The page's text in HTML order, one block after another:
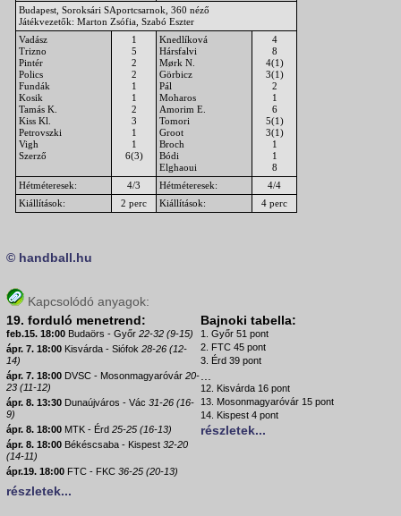
Budapest, Soroksári SAportcsarnok, 360 néző
Játékvezetők: Marton Zsófia, Szabó Eszter
Vadász
Trizno
Pintér
Polics
Fundák
Kosik
Tamás K.
Kiss Kl.
Petrovszki
Vigh
Szerző
1
5
2
2
1
1
2
3
1
1
6(3)
Knedlíková
Hársfalvi
Mørk N.
Görbicz
Pál
Moharos
Amorim E.
Tomori
Groot
Broch
Bódi
Elghaoui
4
8
4(1)
3(1)
2
1
6
5(1)
3(1)
1
1
8
Hétméteresek:
4/3 Hétméteresek:
4/4
Kiállítások:
2 perc Kiállítások: 4 perc
© handball.hu
Kapcsolódó anyagok:
19. forduló menetrend:
feb.15. 18:00 Budaörs - Győr 22-32 (9-15)
ápr. 7. 18:00 Kisvárda - Siófok 28-26 (12-
14)
ápr. 7. 18:00 DVSC - Mosonmagyaróvár 20-
23 (11-12)
ápr. 8. 13:30 Dunaújváros - Vác 31-26 (16-
9)
ápr. 8. 18:00 MTK - Érd 25-25 (16-13)
ápr. 8. 18:00 Békéscsaba - Kispest 32-20
(14-11)
ápr.19. 18:00 FTC - FKC 36-25 (20-13)
részletek...
Bajnoki tabella:
1. Győr 51 pont
2. FTC 45 pont
3. Érd 39 pont
...
12. Kisvárda 16 pont
13. Mosonmagyaróvár 15 pont
14. Kispest 4 pont
részletek...